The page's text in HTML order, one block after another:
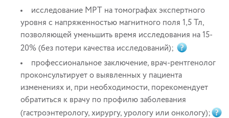
исследование МРТ на томографах экспертного
уровня с напряженностью магнитного поля 1,5 Тл,
позволяющей уменьшить время исследования на 15-
20% (без потери качества исследований);
профессиональное заключение, врач-рентгенолог
проконсультирует о выявленных у пациента
изменениях и, при необходимости, порекомендует
обратиться к врачу по профилю заболевания
(гастроэнтерологу, хирургу, урологу или онкологу);